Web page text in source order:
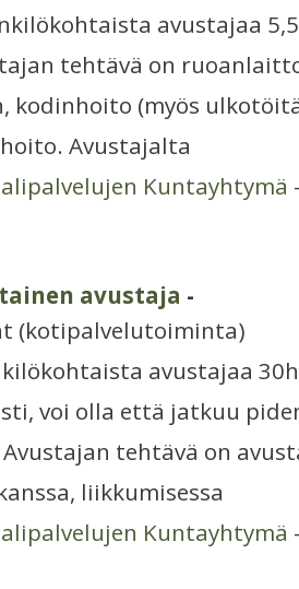
avustajaa
tehtävä on
kodinhoito (myös
Avustajalta
Kuntayhtymä
avustaja -
(kotipalvelutoiminta)
avustajaa
voi olla että jatkuu
tehtävä on
liikkumisessa
Kuntayhtymä